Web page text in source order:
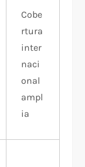
Cobe
rtura
inter
naci
onal
ampl
ia